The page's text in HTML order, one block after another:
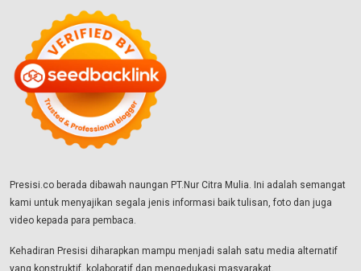
Presisi.co berada dibawah naungan PT.Nur Citra Mulia. Ini adalah semangat
kami untuk menyajikan segala jenis informasi baik tulisan, foto dan juga
video kepada para pembaca.
Kehadiran Presisi diharapkan mampu menjadi salah satu media alternatif
yang konstruktif, kolaboratif dan mengedukasi masyarakat.